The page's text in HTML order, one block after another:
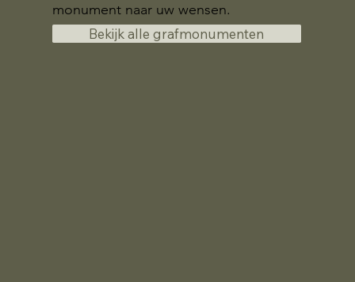
monument naar uw wensen.
Bekijk alle grafmonumenten